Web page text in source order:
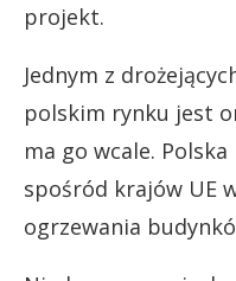
projekt.
Jednym z
polskim rynku jest
ma go wcale.
spośród krajów UE
ogrzewania